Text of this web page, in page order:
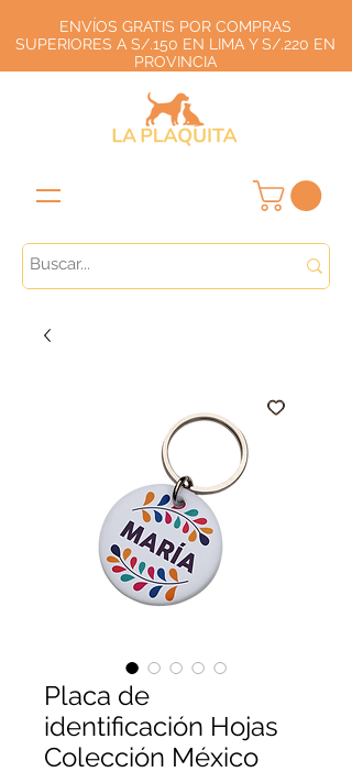
ENVÍOS GRATIS POR COMPRAS
SUPERIORES A S/.150 EN LIMA Y S/.220 EN
PROVINCIA
Placa de
identificación Hojas
Colección México